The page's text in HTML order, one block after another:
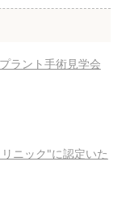
ラント手術見学会
ニック"に認定いた